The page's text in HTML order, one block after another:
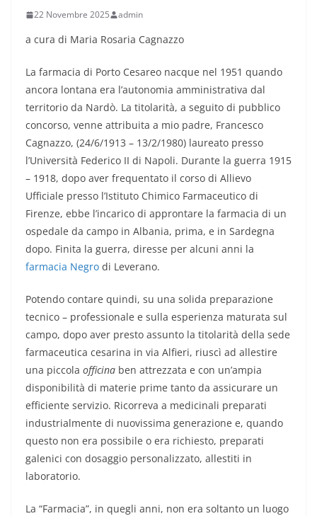
22 Novembre 2025 admin
a cura di Maria Rosaria Cagnazzo
La farmacia di Porto Cesareo nacque nel 1951 quando
ancora lontana era l’autonomia amministrativa dal
territorio da Nardò. La titolarità, a seguito di pubblico
concorso, venne attribuita a mio padre, Francesco
Cagnazzo, (24/6/1913 – 13/2/1980) laureato presso
l’Università Federico II di Napoli. Durante la guerra 1915
– 1918, dopo aver frequentato il corso di Allievo
Ufficiale presso l’Istituto Chimico Farmaceutico di
Firenze, ebbe l’incarico di approntare la farmacia di un
ospedale da campo in Albania, prima, e in Sardegna
dopo. Finita la guerra, diresse per alcuni anni la
farmacia Negro di Leverano.
Potendo contare quindi, su una solida preparazione
tecnico – professionale e sulla esperienza maturata sul
campo, dopo aver presto assunto la titolarità della sede
farmaceutica cesarina in via Alfieri, riuscì ad allestire
una piccola officina ben attrezzata e con un’ampia
disponibilità di materie prime tanto da assicurare un
efficiente servizio. Ricorreva a medicinali preparati
industrialmente di nuovissima generazione e, quando
questo non era possibile o era richiesto, preparati
galenici con dosaggio personalizzato, allestiti in
laboratorio.
La “Farmacia”, in quegli anni, non era soltanto un luogo